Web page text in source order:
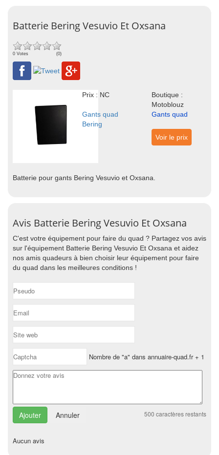
Batterie Bering Vesuvio Et Oxsana
0 Votes (0)
Prix : NC
Boutique :
Motoblouz
Gants quad
Bering
Gants quad
Voir le prix
Batterie pour gants Bering Vesuvio et Oxsana.
Avis Batterie Bering Vesuvio Et Oxsana
C'est votre équipement pour faire du quad ? Partagez vos avis
sur l'équipement Batterie Bering Vesuvio Et Oxsana et aidez
nos amis quadeurs à bien choisir leur équipement pour faire
du quad dans les meilleures conditions !
Nombre de "a" dans annuaire-quad.fr + 1
Annuler 500 caractères restants
Aucun avis